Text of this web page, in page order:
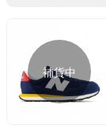
補貨中